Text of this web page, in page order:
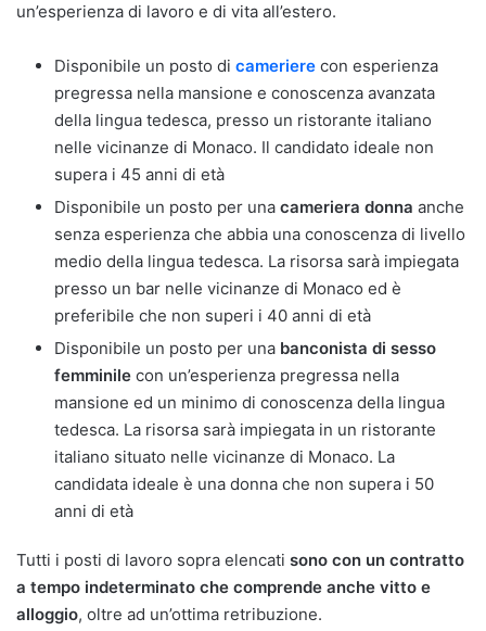
un’esperienza di lavoro e di vita all’estero.
Disponibile un posto di cameriere con esperienza
pregressa nella mansione e conoscenza avanzata
della lingua tedesca, presso un ristorante italiano
nelle vicinanze di Monaco. Il candidato ideale non
supera i 45 anni di età
Disponibile un posto per una cameriera donna anche
senza esperienza che abbia una conoscenza di livello
medio della lingua tedesca. La risorsa sarà impiegata
presso un bar nelle vicinanze di Monaco ed è
preferibile che non superi i 40 anni di età
Disponibile un posto per una banconista di sesso
femminile con un’esperienza pregressa nella
mansione ed un minimo di conoscenza della lingua
tedesca. La risorsa sarà impiegata in un ristorante
italiano situato nelle vicinanze di Monaco. La
candidata ideale è una donna che non supera i 50
anni di età
Tutti i posti di lavoro sopra elencati sono con un contratto
a tempo indeterminato che comprende anche vitto e
alloggio, oltre ad un’ottima retribuzione.